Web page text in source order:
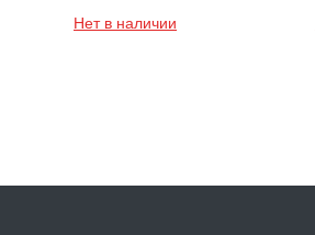
Нет в наличии